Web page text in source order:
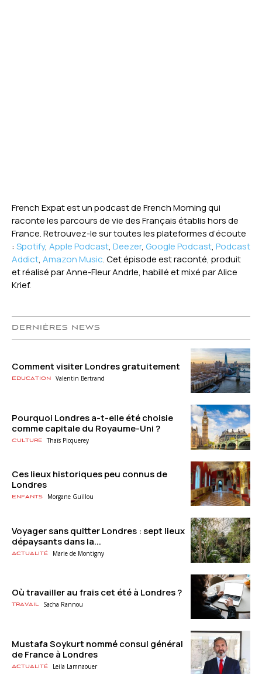
French Expat est un podcast de French Morning qui
raconte les parcours de vie des Français établis hors de
France. Retrouvez-le sur toutes les plateformes d’écoute
: Spotify, Apple Podcast, Deezer, Google Podcast, Podcast
Addict, Amazon Music. Cet épisode est raconté, produit
et réalisé par Anne-Fleur Andrle, habillé et mixé par Alice
Krief.
DERNIÈRES NEWS
Comment visiter Londres gratuitement
Education Valentin Bertrand
Pourquoi Londres a-t-elle été choisie
comme capitale du Royaume-Uni ?
Culture Thaïs Picquerey
Ces lieux historiques peu connus de
Londres
Enfants Morgane Guillou
Voyager sans quitter Londres : sept lieux
dépaysants dans la...
Actualité Marie de Montigny
Où travailler au frais cet été à Londres ?
Travail Sacha Rannou
Mustafa Soykurt nommé consul général
de France à Londres
Actualité Leila Lamnaouer